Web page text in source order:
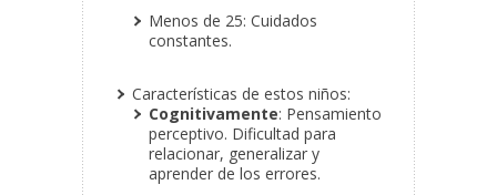
Menos de 25: Cuidados
constantes.
Características de estos niños:
Cognitivamente: Pensamiento
perceptivo. Dificultad para
relacionar, generalizar y
aprender de los errores.